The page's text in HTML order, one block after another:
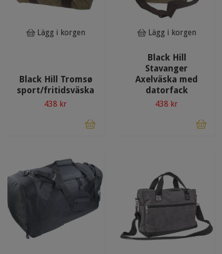
Lägg i korgen
Black Hill Tromsø
sport/fritidsväska
438 kr
Lägg i korgen
Black Hill
Stavanger
Axelväska med
datorfack
438 kr